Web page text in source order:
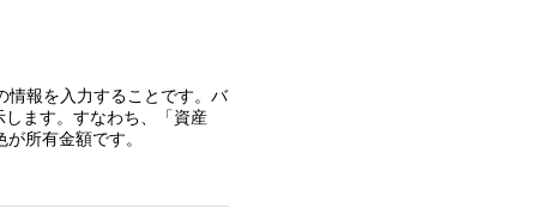
情報を入力することです。バ
ます。すなわち、「資産
所有金額です。